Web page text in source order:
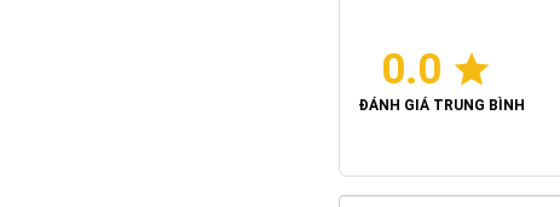
0.0
ĐÁNH GIÁ TRUNG BÌNH